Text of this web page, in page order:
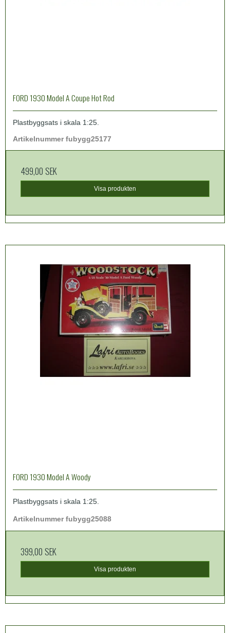
FORD 1930 Model A Coupe Hot Rod
Plastbyggsats i skala 1:25.
Artikelnummer fubygg25177
499,00 SEK
Visa produkten
FORD 1930 Model A Woody
Plastbyggsats i skala 1:25.
Artikelnummer fubygg25088
399,00 SEK
Visa produkten